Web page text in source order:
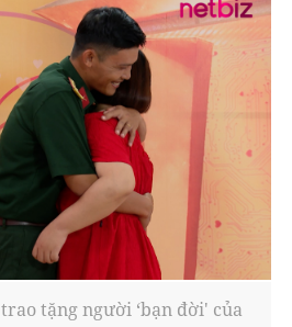
trao tặng người ‘bạn đời' của